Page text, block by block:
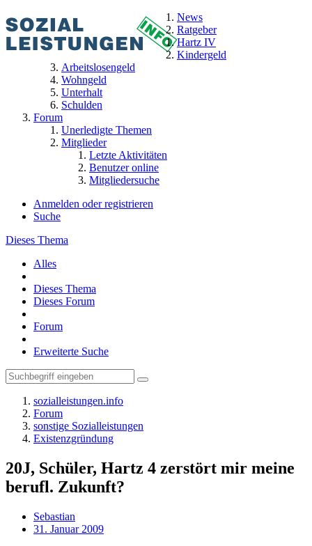
News
Ratgeber
Hartz IV
Kindergeld
Arbeitslosengeld
Wohngeld
Unterhalt
Schulden
Forum
Unerledigte Themen
Mitglieder
Letzte Aktivitäten
Benutzer online
Mitgliedersuche
Anmelden oder registrieren
Suche
Dieses Thema
Alles
Dieses Thema
Dieses Forum
Forum
Erweiterte Suche
sozialleistungen.info
Forum
sonstige Sozialleistungen
Existenzgründung
20J, Schüler, Hartz 4 zerstört mir meine
berufl. Zukunft?
Sebastian
31. Januar 2009